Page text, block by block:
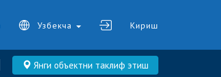
Узбекча Кириш
Янги объектни таклиф этиш